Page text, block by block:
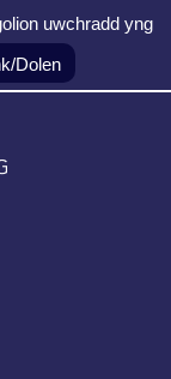
uwchradd yng
Dolen